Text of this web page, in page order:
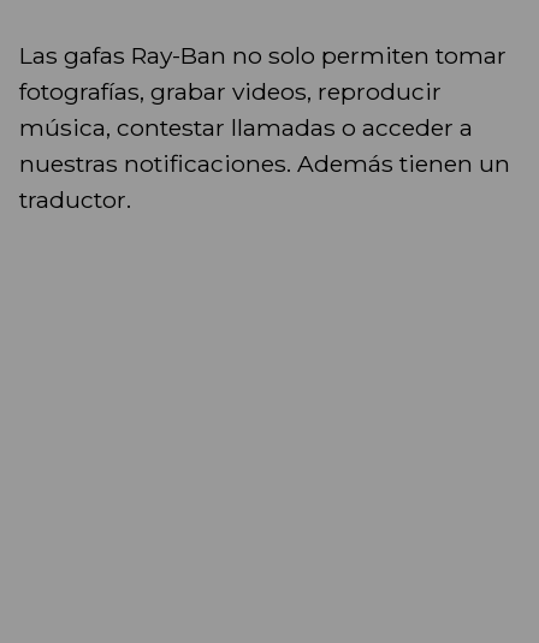
Las gafas Ray-Ban no solo permiten tomar
fotografías, grabar videos, reproducir
música, contestar llamadas o acceder a
nuestras notificaciones. Además tienen un
traductor.